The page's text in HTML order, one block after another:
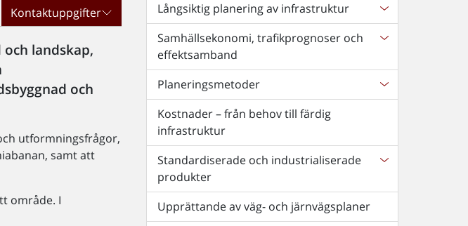
Kontaktuppgifter
landskap,
och
utformningsfrågor,
samt att
område. I
Långsiktig planering av infrastruktur
Samhällsekonomi, trafikprognoser och
effektsamband
Planeringsmetoder
Kostnader – från behov till färdig
infrastruktur
Standardiserade och industrialiserade
produkter
Upprättande av väg- och järnvägsplaner